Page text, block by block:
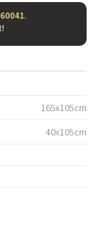
.
!
165x105cm
40x105cm